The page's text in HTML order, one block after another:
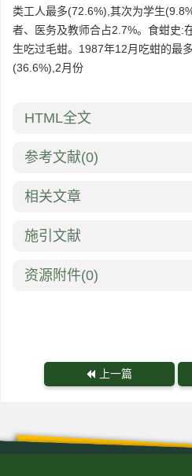
类工人最多(72.6%),其次为学生
者、医务及教师合占2.7%。食蚶史:
生吃过毛蚶。1987年12月吃蚶的最
(36.6%),2月份
HTML全文
参考文献(0)
相关文章
施引文献
资源附件(0)
上一篇